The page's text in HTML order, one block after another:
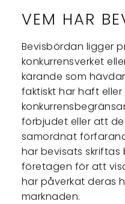
VEM HAR
Bevisbördan ligger
konkurrensverket
kärande som
faktiskt har haft
förbjudet eller att
samordnat
har bevisats
företagen för att
har påverkat deras
marknaden.